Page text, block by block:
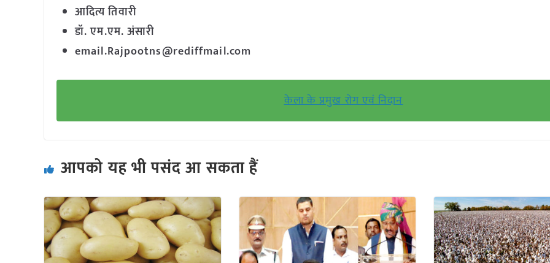
आदित्य तिवारी
डॉ. एम.एम. अंसारी
email.Rajpootns@rediffmail.com
केला के प्रमुख रोग एवं निदान
आपको यह भी पसंद आ सकता हैं